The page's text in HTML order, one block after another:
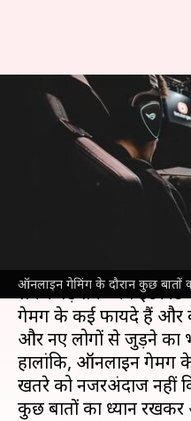
ऑनलाइन गेमिंग के दौरान कुछ बातों
ऑनलाइन गेमिंग
टिप्स, साइबर
रहें अनजान
May 14, 2022
का क्रेज
लेकर बड़े तक अब इंटरनेट
गेमिंग के कई फायदे हैं और
और नए लोगों से जुड़ने का
हालांकि, ऑनलाइन गेमिंग
खतरे को नजरअंदाज नहीं
कुछ बातों का ध्यान